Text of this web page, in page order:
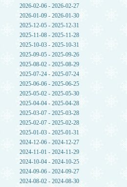
2026-02-06 - 2026-02-27
2026-01-09 - 2026-01-30
2025-12-05 - 2025-12-31
2025-11-08 - 2025-11-28
2025-10-03 - 2025-10-31
2025-09-05 - 2025-09-26
2025-08-02 - 2025-08-29
2025-07-24 - 2025-07-24
2025-06-06 - 2025-06-25
2025-05-02 - 2025-05-30
2025-04-04 - 2025-04-28
2025-03-07 - 2025-03-28
2025-02-07 - 2025-02-28
2025-01-03 - 2025-01-31
2024-12-06 - 2024-12-27
2024-11-01 - 2024-11-29
2024-10-04 - 2024-10-25
2024-09-06 - 2024-09-27
2024-08-02 - 2024-08-30